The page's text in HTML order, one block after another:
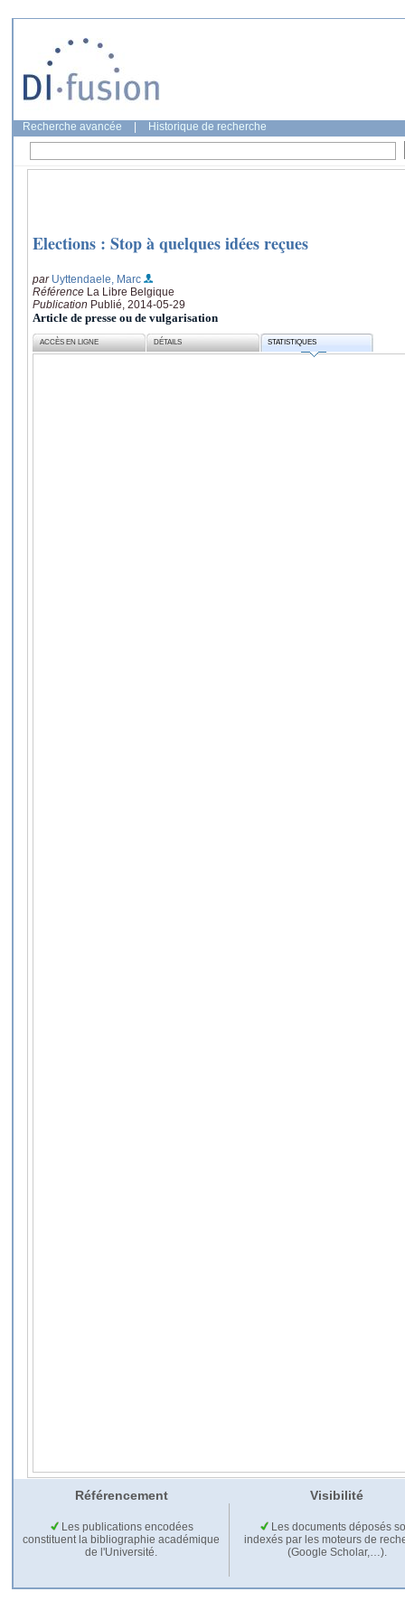
Recherche avancée Historique de recherche
Elections : Stop à quelques idées reçues
par Uyttendaele, Marc
Référence La Libre Belgique
Publication Publié, 2014-05-29
Article de presse ou de vulgarisation
ACCÈS EN LIGNE DÉTAILS STATISTIQUES
Référencement Visibilité
Les publications encodées
constituent la bibliographie académique
de l'Université.
Les documents déposés
indexés par les moteurs de
(Google Scholar,…).